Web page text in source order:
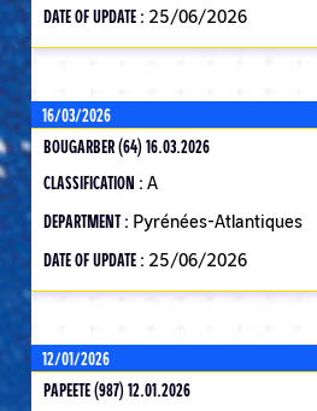
DATE OF UPDATE : 25/06/2026
16/03/2026
BOUGARBER (64) 16.03.2026
CLASSIFICATION : A
DEPARTMENT : Pyrénées-Atlantiques
DATE OF UPDATE : 25/06/2026
12/01/2026
PAPEETE (987) 12.01.2026